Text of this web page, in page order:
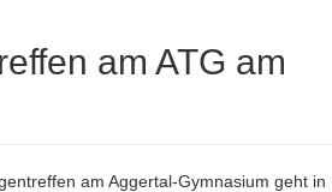
am ATG am
am Aggertal-Gymnasium geht in